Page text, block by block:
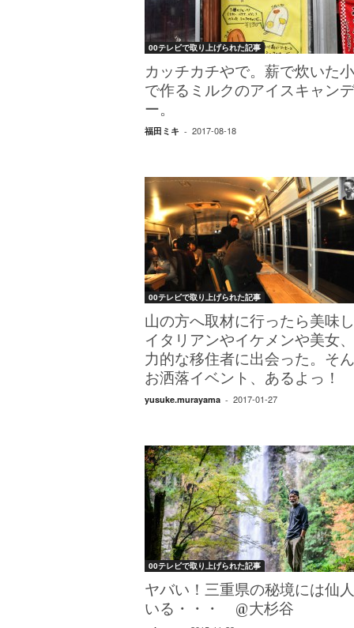
00テレビで取り上げられた記事
カッチカチやで。薪で炊いた
で作るミルクのアイスキャン
ー。
福田ミキ - 2017-08-18
00テレビで取り上げられた記事
山の方へ取材に行ったら美味
イタリアンやイケメンや美女
力的な移住者に出会った。そ
お洒落イベント、あるよっ！
yusuke.murayama - 2017-01-27
00テレビで取り上げられた記事
ヤバい！三重県の秘境には仙
いる・・・ @大杉谷